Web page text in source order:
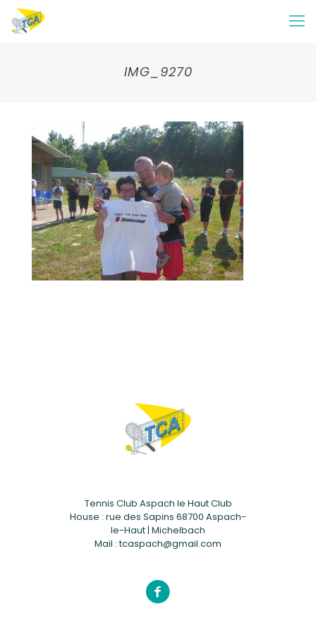
IMG_9270
Tennis Club Aspach le Haut Club
House : rue des Sapins 68700 Aspach-
le-Haut | Michelbach
Mail : tcaspach@gmail.com